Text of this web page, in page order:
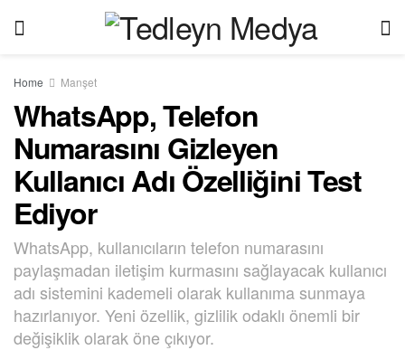
Home Manşet
WhatsApp, Telefon
Numarasını Gizleyen
Kullanıcı Adı Özelliğini Test
Ediyor
WhatsApp, kullanıcıların telefon numarasını
paylaşmadan iletişim kurmasını sağlayacak kullanıcı
adı sistemini kademeli olarak kullanıma sunmaya
hazırlanıyor. Yeni özellik, gizlilik odaklı önemli bir
değişiklik olarak öne çıkıyor.